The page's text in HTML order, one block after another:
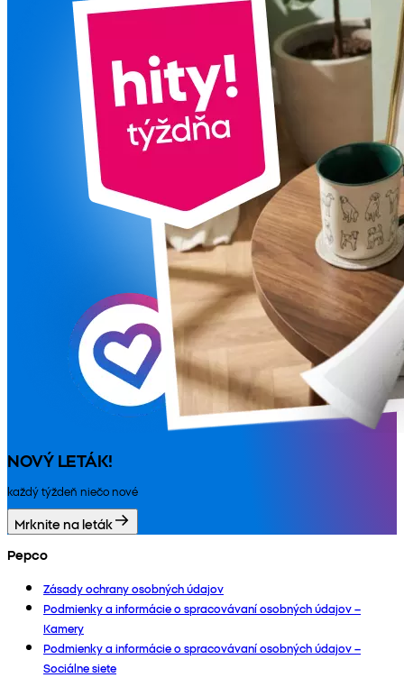
NOVÝ LETÁK!
každý týždeň niečo nové
Mrknite na leták
Pepco
Zásady ochrany osobných údajov
Podmienky a informácie o spracovávaní osobných údajov –
Kamery
Podmienky a informácie o spracovávaní osobných údajov –
Sociálne siete